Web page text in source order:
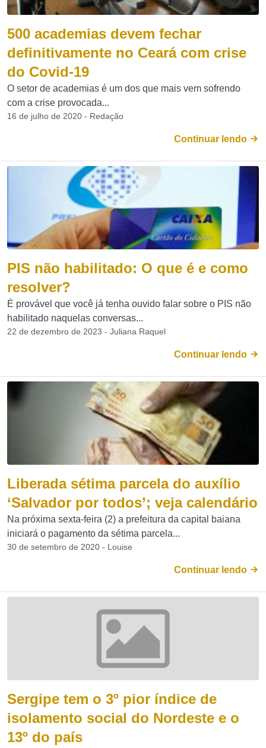
500 academias devem fechar
definitivamente no Ceará com crise
do Covid-19
O setor de academias é um dos que mais vem sofrendo
com a crise provocada...
16 de julho de 2020 - Redação
Continuar lendo
PIS não habilitado: O que é e como
resolver?
É provável que você já tenha ouvido falar sobre o PIS não
habilitado naquelas conversas...
22 de dezembro de 2023 - Juliana Raquel
Continuar lendo
Liberada sétima parcela do auxílio
‘Salvador por todos’; veja calendário
Na próxima sexta-feira (2) a prefeitura da capital baiana
iniciará o pagamento da sétima parcela...
30 de setembro de 2020 - Louise
Continuar lendo
Sergipe tem o 3º pior índice de
isolamento social do Nordeste e o
13º do país